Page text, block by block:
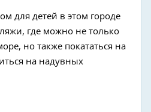
для детей в этом городе
где можно не только
но также покататься на
на надувных